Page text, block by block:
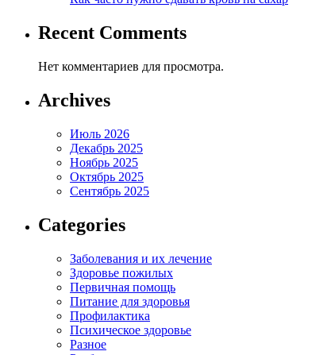
Recent Comments
Нет комментариев для просмотра.
Archives
Июль 2026
Декабрь 2025
Ноябрь 2025
Октябрь 2025
Сентябрь 2025
Categories
Заболевания и их лечение
Здоровье пожилых
Первичная помощь
Питание для здоровья
Профилактика
Психическое здоровье
Разное